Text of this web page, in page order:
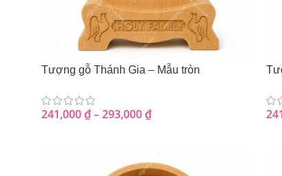
Tượng gỗ Thánh Gia – Mẫu tròn
241,000₫–293,000₫